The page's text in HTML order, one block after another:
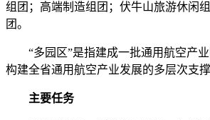
组团；高端制造组团；伏牛山旅游休闲
团。
“多园区”是指建成一批通用航空产
构建全省通用航空产业发展的多层次支撑
主要任务